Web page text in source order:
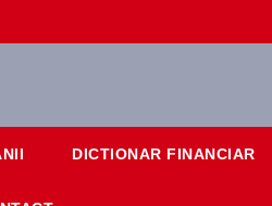
DICTIONAR FINANCIAR